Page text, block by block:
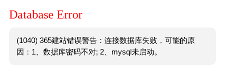
Database Error
(1040) 365建站错误警告：连接数据库失败，可能的原
因：1、数据库密码不对; 2、mysql未启动。